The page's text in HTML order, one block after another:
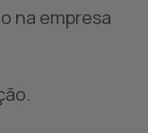
na empresa